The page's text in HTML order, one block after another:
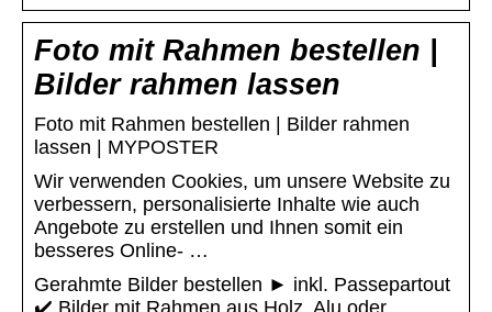
Foto mit Rahmen bestellen |
Bilder rahmen lassen
Foto mit Rahmen bestellen | Bilder rahmen
lassen | MYPOSTER
Wir verwenden Cookies, um unsere Website zu
verbessern, personalisierte Inhalte wie auch
Angebote zu erstellen und Ihnen somit ein
besseres Online- …
Gerahmte Bilder bestellen ► inkl. Passepartout